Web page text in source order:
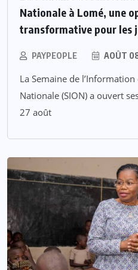
Nationale à Lomé, une
transformative pour les
PAYPEOPLE AOÛT
La Semaine de
Nationale (SION) a ouvert
27 août